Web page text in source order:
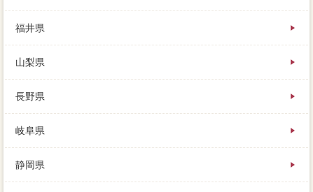
福井県
山梨県
長野県
岐阜県
静岡県